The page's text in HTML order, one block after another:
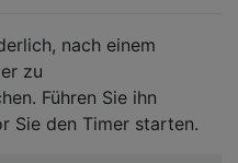
nach einem
zu
Führen Sie ihn
Sie den Timer starten.